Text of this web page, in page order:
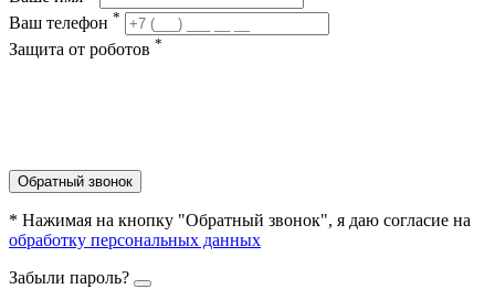
Ваш телефон *
Защита от роботов *
Обратный звонок
* Нажимая на кнопку "Обратный звонок", я даю согласие на
обработку персональных данных
Забыли пароль?